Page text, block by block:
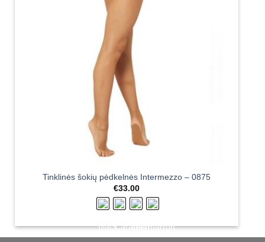
Tinklinės šokių pėdkelnės Intermezzo – 0875
€33.00